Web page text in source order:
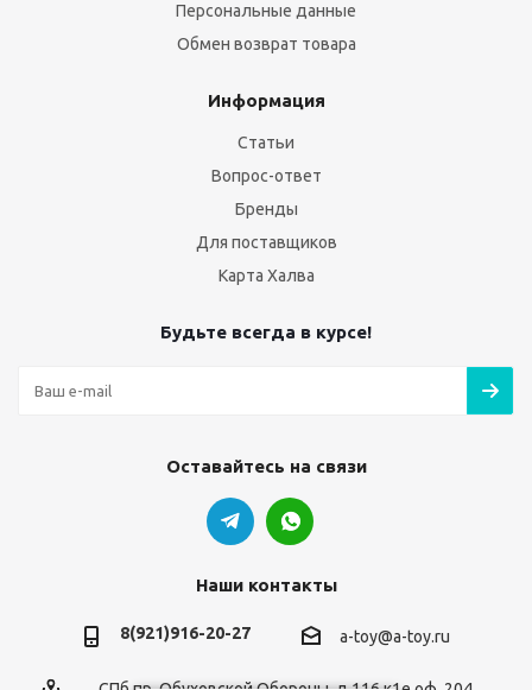
Персональные данные
Обмен возврат товара
Информация
Статьи
Вопрос-ответ
Бренды
Для поставщиков
Карта Халва
Будьте всегда в курсе!
Оставайтесь на связи
Наши контакты
8(921)916-20-27 a-toy@a-toy.ru